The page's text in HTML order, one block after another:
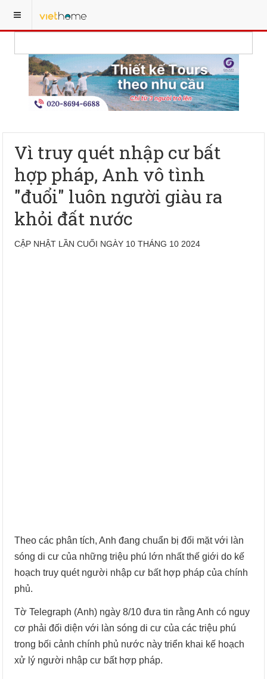
Vì truy quét nhập cư bất
hợp pháp, Anh vô tình
"đuổi" luôn người giàu ra
khỏi đất nước
CẬP NHẬT LẦN CUỐI NGÀY 10 THÁNG 10 2024
Theo các phân tích, Anh đang chuẩn bị đối mặt với làn
sóng di cư của những triệu phú lớn nhất thế giới do kế
hoạch truy quét người nhập cư bất hợp pháp của chính
phủ.
Tờ Telegraph (Anh) ngày 8/10 đưa tin rằng Anh có nguy
cơ phải đối diện với làn sóng di cư của các triệu phú
trong bối cảnh chính phủ nước này triển khai kế hoạch
xử lý người nhập cư bất hợp pháp.